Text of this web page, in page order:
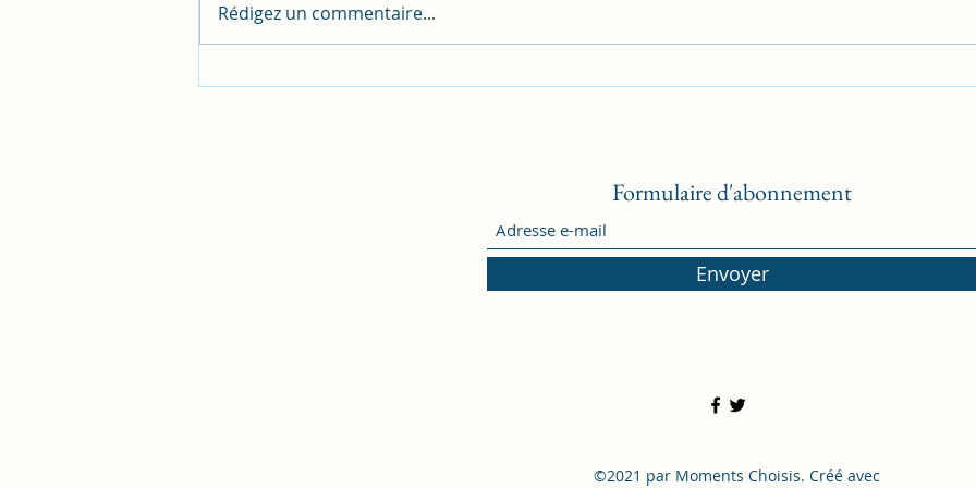
Rédigez un commentaire...
Formulaire d'abonnement
Envoyer
©2021 par Moments Choisis. Créé avec